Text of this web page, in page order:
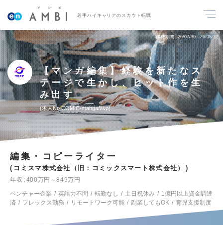
若手ハイキャリアのスカウト転職
掲載期間 26/07/30～26/08/12
【マンガ編集】経験を新たなス
テージで生かし、ヒット作を生
み出す
求人No.COMIC-manga/exp
編集・コピーライター
コミスマ株式会社（旧：コミックスマート株式会社）
年収
400万円～849万円
ベンチャー企業
英語力不問 転勤なし 土日祝休み
1億円以上資金調達
済
フレックス勤務 リモートワーク可能 副業してもOK 育児支援制度